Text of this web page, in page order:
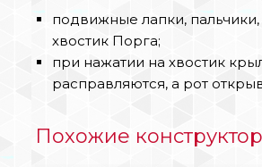
подвижные лапки,
хвостик Порга;
при нажатии на хвостик
расправляются, а рот
Похожие